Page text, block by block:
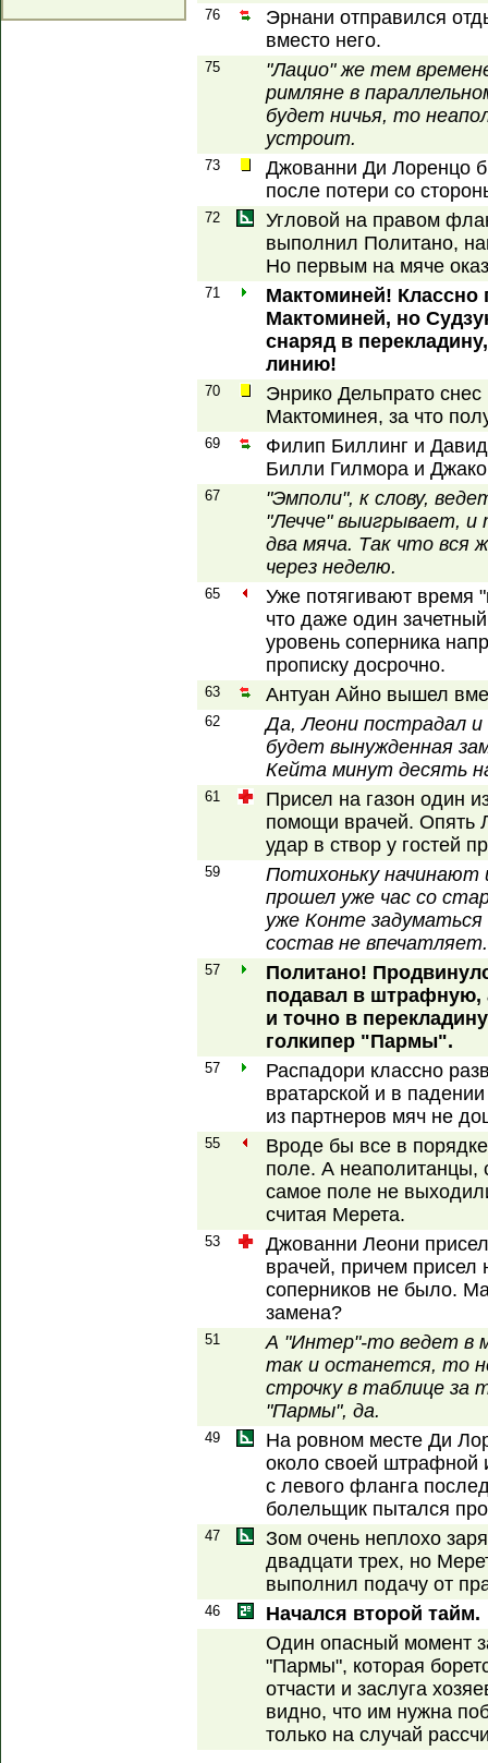
76
Эрнани отправился
вместо него.
75
"Лацио" же тем
римляне в
будет ничья, то
устроит.
73
Джованни Ди Лоренцо
после потери со
72
Угловой на правом
выполнил Политано,
Но первым на мяче
71
Мактоминей! Классно
Мактоминей, но
снаряд в
линию!
70
Энрико Дельпрато
Мактоминея, за что
69
Филип Биллинг и
Билли Гилмора и
67
"Эмполи", к слову,
"Лечче" выигрывает, и
два мяча. Так что вся
через неделю.
65
Уже потягивают время
что даже один
уровень соперника
прописку досрочно.
63 Антуан Айно вышел
62
Да, Леони пострадал
будет вынужденная
Кейта минут десять
61
Присел на газон один
помощи врачей. Опять
удар в створ у гостей
59
Потихоньку начинают
прошел уже час со
уже Конте
состав не впечатляет.
57
Политано!
подавал в штрафную,
и точно в
голкипер "Пармы".
57
Распадори классно
вратарской и в
из партнеров мяч не
55
Вроде бы все в
поле. А неаполитанцы,
самое поле не
считая Мерета.
53
Джованни Леони
врачей, причем
соперников не было.
замена?
51
А "Интер"-то ведет в
так и останется, то
строчку в таблице за
"Пармы", да.
49
На ровном месте Ди
около своей штрафной
с левого фланга
болельщик пытался
47
Зом очень неплохо
двадцати трех, но
выполнил подачу от
46
Начался второй тайм.
Один опасный момент
"Пармы", которая
отчасти и заслуга
видно, что им нужна
только на случай